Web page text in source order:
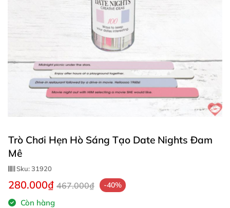
Trò Chơi Hẹn Hò Sáng Tạo Date Nights Đam
Mê
Sku:31920
280.000₫ 467.000₫ -40%
Còn hàng